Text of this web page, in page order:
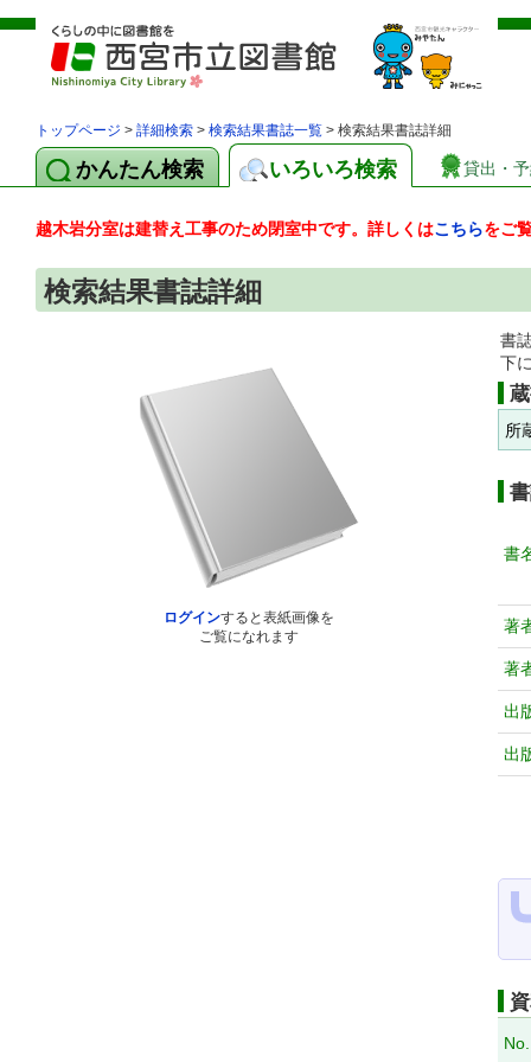
トップページ > 詳細検索 > 検索結果書誌一覧 > 検索結果書誌詳細
かんたん検索 いろいろ検索 貸出・
越木岩分室は建替え工事のため閉室中です。詳しくはこちらをご
検索結果書誌詳細
ログインすると表紙画像を
ご覧になれます
書
下
所
書
著
著
出
出
No.